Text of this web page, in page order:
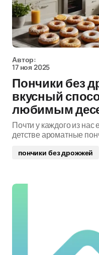
Автор:
17 ноя 2025
Пончики без
вкусный
любимым
Почти у каждого из нас
детстве ароматные
пончики без дрожжей